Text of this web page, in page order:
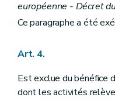
européenne - Décret
Ce paragraphe a été
Art. 4.
Est exclue du bénéfice
dont les activités